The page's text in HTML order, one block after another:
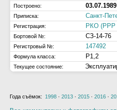
Построено: 03.07.1989
Приписка: Санкт-
Регистрация: РКО (РРР
Бортовой №: СЗ-14-76
Регистровый №: 147492
Формула класса: Р1,2
Текущее состояние:
Года съёмок: 1998 · 2013 · 2015 · 2016 ·